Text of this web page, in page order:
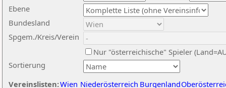
Ebene
Sortierung
Bundesland
Spgem./Kreis/Verein
Nur "österreichische" Spieler
Vereinslisten:Wien Niederösterreich Burgenland